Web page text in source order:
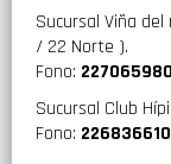
Sucursal Viña del
/ 22 Norte ).
Fono: 227065980
Sucursal Club
Fono: